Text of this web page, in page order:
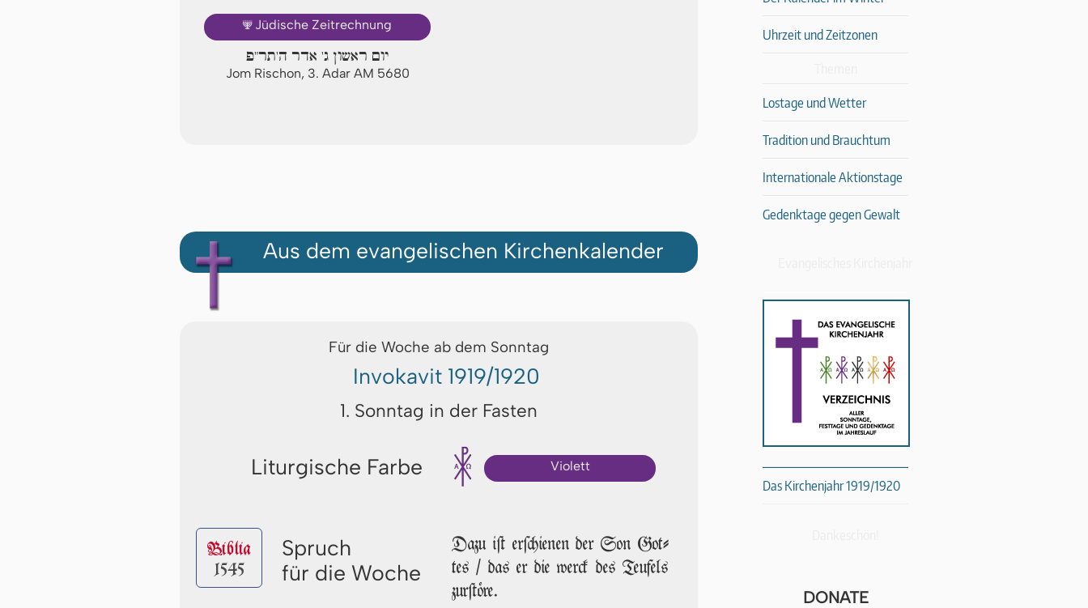
🕎 Jüdische Zeitrechnung
יום ראשון ג' אדר ה'תר"פ
Jom Rischon, 3. Adar AM 5680
Aus dem evangelischen Kirchenkalender
Für die Woche ab dem Sonntag
Invokavit 1919/1920
1. Sonntag in der Fasten
Liturgische Farbe Violett
Biblia
1545
Spruch
für die Woche
Dazu iſt erſchienen der Son Got­
tes / das er die werck des Teufels
zurſtöre.
Uhrzeit und Zeitzonen
Lostage und Wetter
Tradition und Brauchtum
Internationale Aktionstage
Gedenktage gegen Gewalt
Das Kirchenjahr 1919/1920
DONATE